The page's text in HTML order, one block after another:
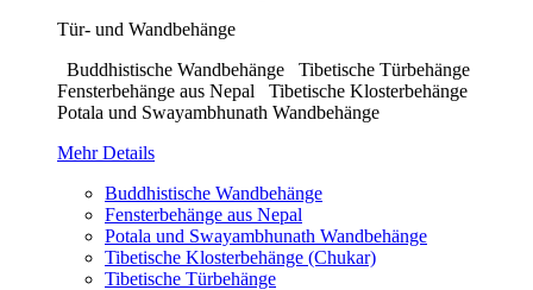
Tür- und Wandbehänge
Buddhistische Wandbehänge Tibetische Türbehänge
Fensterbehänge aus Nepal Tibetische Klosterbehänge
Potala und Swayambhunath Wandbehänge
Mehr Details
Buddhistische Wandbehänge
Fensterbehänge aus Nepal
Potala und Swayambhunath Wandbehänge
Tibetische Klosterbehänge (Chukar)
Tibetische Türbehänge